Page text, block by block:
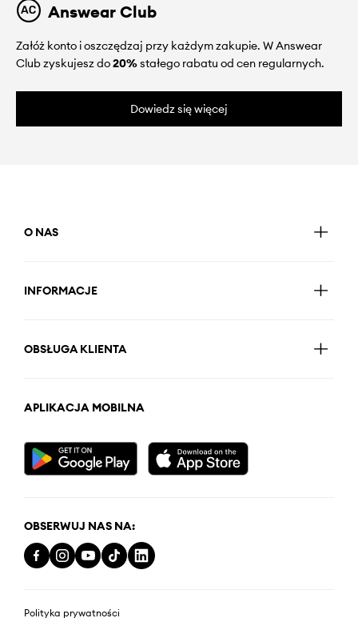
Answear Club
Załóż konto i oszczędzaj przy każdym zakupie. W Answear
Club zyskujesz do20%stałego rabatu od cen regularnych.
Dowiedz się więcej
O NAS
INFORMACJE
OBSŁUGA KLIENTA
APLIKACJA MOBILNA
OBSERWUJ NAS NA:
Polityka prywatności